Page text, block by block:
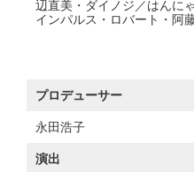
辺直美・ダイノジ／はんに
インパルス・ロバート・
プロデューサー
永田浩子
演出